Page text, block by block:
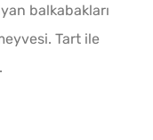
balkabakları
Tart ile